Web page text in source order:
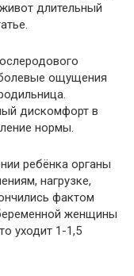
длительный
ощущения
дискомфорт в
нормы.
ребёнка органы
нагрузке,
фактом
женщины
уходит 1-1,5